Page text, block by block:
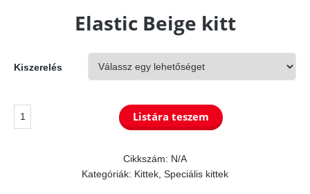
Elastic Beige kitt
Kiszerelés
Elastic
kitt
mennyiség
Listára teszem
Cikkszám: N/A
Kategóriák: Kittek Speciális kittek